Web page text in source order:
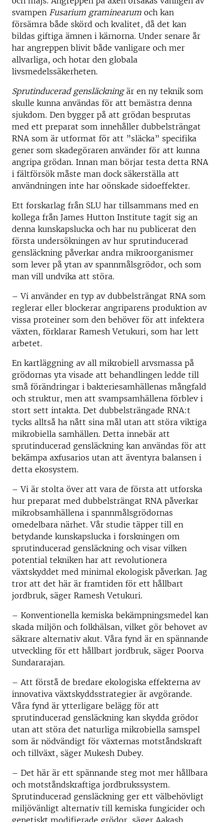
svampen Fusarium graminearum och kan
försämra både skörd och kvalitet, då det kan
bildas giftiga ämnen i kärnorna. Under senare år
har angreppen blivit både vanligare och mer
allvarliga, och hotar den globala
livsmedelssäkerheten.
Sprutinducerad gensläckningär en ny teknik som
skulle kunna användas för att bemästra denna
sjukdom. Den bygger på att grödan besprutas
med ett preparat som innehåller dubbelsträngat
RNA som är utformat för att ”släcka” specifika
gener som skadegöraren använder för att kunna
angripa grödan. Innan man börjar testa detta RNA
i fältförsök måste man dock säkerställa att
användningen inte har oönskade sidoeffekter.
Ett forskarlag från SLU har tillsammans med en
kollega från James Hutton Institute tagit sig an
denna kunskapslucka och har nu publicerat den
första undersökningen av hur sprutinducerad
gensläckning påverkar andra mikroorganismer
som lever på ytan av spannmålsgrödor, och som
man vill undvika att störa.
– Vi använder en typ av dubbelsträngat RNA som
reglerar eller blockerar angriparens produktion av
vissa proteiner som den behöver för att infektera
växten, förklarar Ramesh Vetukuri, som har lett
arbetet.
En kartläggning av all mikrobiell arvsmassa på
grödornas yta visade att behandlingen ledde till
små förändringar i bakteriesamhällenas mångfald
och struktur, men att svampsamhällena förblev i
stort sett intakta. Det dubbelsträngade RNA:t
tycks alltså ha nått sina mål utan att störa viktiga
mikrobiella samhällen. Detta innebär att
sprutinducerad gensläckning kan användas för att
bekämpa axfusarios utan att äventyra balansen i
detta ekosystem.
– Vi är stolta över att vara de första att utforska
hur preparat med dubbelsträngat RNA påverkar
mikrobsamhällena i spannmålsgrödornas
omedelbara närhet. Vår studie täpper till en
betydande kunskapslucka i forskningen om
sprutinducerad gensläckning och visar vilken
potential tekniken har att revolutionera
växtskyddet med minimal ekologisk påverkan. Jag
tror att det här är framtiden för ett hållbart
jordbruk, säger Ramesh Vetukuri.
– Konventionella kemiska bekämpningsmedel kan
skada miljön och folkhälsan, vilket gör behovet av
säkrare alternativ akut. Våra fynd är en spännande
utveckling för ett hållbart jordbruk, säger Poorva
Sundararajan.
– Att förstå de bredare ekologiska effekterna av
innovativa växtskyddsstrategier är avgörande.
Våra fynd är ytterligare belägg för att
sprutinducerad gensläckning kan skydda grödor
utan att störa det naturliga mikrobiella samspel
som är nödvändigt för växternas motståndskraft
och tillväxt, säger Mukesh Dubey.
– Det här är ett spännande steg mot mer hållbara
och motståndskraftiga jordbrukssystem.
Sprutinducerad gensläckning ger ett välbehövligt
miljövänligt alternativ till kemiska fungicider och
genetiskt modifierade grödor, säger Aakash